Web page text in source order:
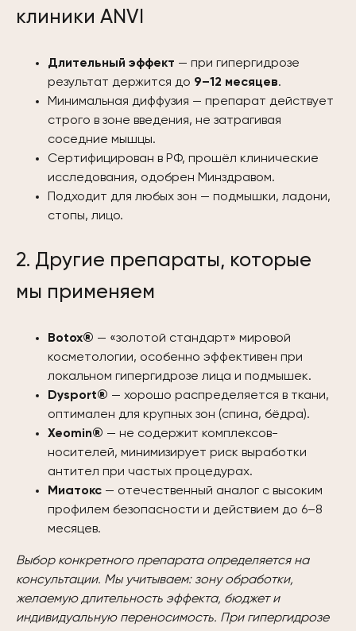
клиники ANVI
Длительный эффект — при гипергидрозе
результат держится до 9–12 месяцев.
Минимальная диффузия — препарат действует
строго в зоне введения, не затрагивая
соседние мышцы.
Сертифицирован в РФ, прошёл клинические
исследования, одобрен Минздравом.
Подходит для любых зон — подмышки, ладони,
стопы, лицо.
2. Другие препараты, которые
мы применяем
Botox® — «золотой стандарт» мировой
косметологии, особенно эффективен при
локальном гипергидрозе лица и подмышек.
Dysport® — хорошо распределяется в ткани,
оптимален для крупных зон (спина, бёдра).
Xeomin® — не содержит комплексов-
носителей, минимизирует риск выработки
антител при частых процедурах.
Миатокс — отечественный аналог с высоким
профилем безопасности и действием до 6–8
месяцев.
Выбор конкретного препарата определяется на
консультации. Мы учитываем: зону обработки,
желаемую длительность эффекта, бюджет и
индивидуальную переносимость. При гипергидрозе